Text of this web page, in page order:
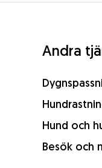
Andra
Hund och
Besök och